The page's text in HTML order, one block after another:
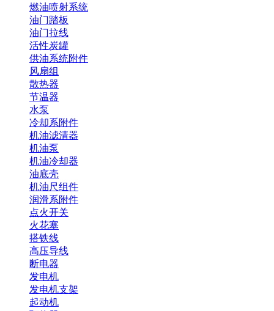
燃油喷射系统
油门踏板
油门拉线
活性炭罐
供油系统附件
风扇组
散热器
节温器
水泵
冷却系附件
机油滤清器
机油泵
机油冷却器
油底壳
机油尺组件
润滑系附件
点火开关
火花塞
搭铁线
高压导线
断电器
发电机
发电机支架
起动机